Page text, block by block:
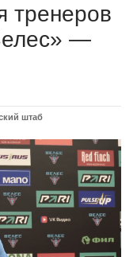
тренеров
—
штаб